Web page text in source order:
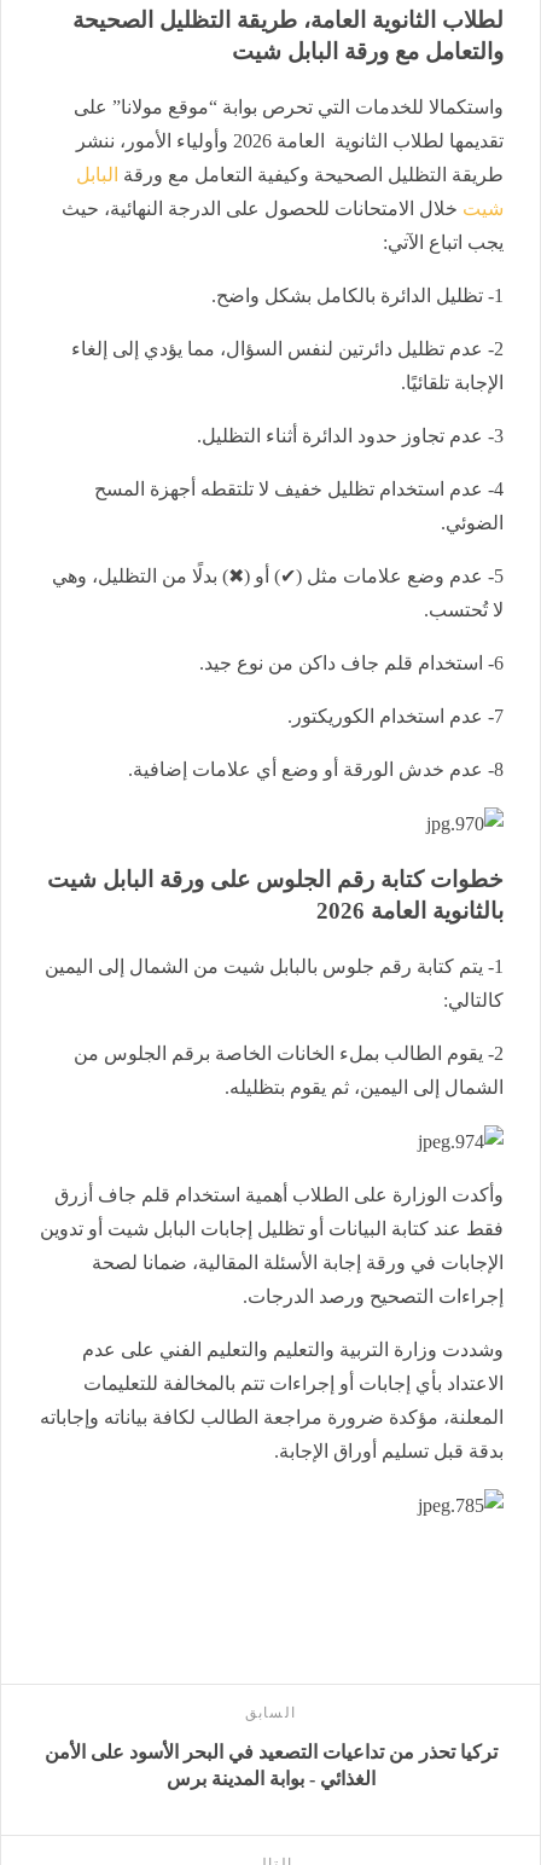
لطلاب الثانوية العامة، طريقة التظليل الصحيحة
والتعامل مع ورقة البابل شيت
واستكمالا للخدمات التي تحرص بوابة “موقع مولانا” على
تقديمها لطلاب الثانوية العامة 2026 وأولياء الأمور، ننشر
طريقة التظليل الصحيحة وكيفية التعامل مع ورقة البابل
شيت خلال الامتحانات للحصول على الدرجة النهائية، حيث
يجب اتباع الآتي:
1- تظليل الدائرة بالكامل بشكل واضح.
2- عدم تظليل دائرتين لنفس السؤال، مما يؤدي إلى إلغاء
الإجابة تلقائيًا.
3- عدم تجاوز حدود الدائرة أثناء التظليل.
4- عدم استخدام تظليل خفيف لا تلتقطه أجهزة المسح
الضوئي.
5- عدم وضع علامات مثل (✔) أو (✖) بدلًا من التظليل، وهي
لا تُحتسب.
6- استخدام قلم جاف داكن من نوع جيد.
7- عدم استخدام الكوريكتور.
8- عدم خدش الورقة أو وضع أي علامات إضافية.
خطوات كتابة رقم الجلوس على ورقة البابل شيت
بالثانوية العامة 2026
1- يتم كتابة رقم جلوس بالبابل شيت من الشمال إلى اليمين
كالتالي:
2- يقوم الطالب بملء الخانات الخاصة برقم الجلوس من
الشمال إلى اليمين، ثم يقوم بتظليله.
وأكدت الوزارة على الطلاب أهمية استخدام قلم جاف أزرق
فقط عند كتابة البيانات أو تظليل إجابات البابل شيت أو تدوين
الإجابات في ورقة إجابة الأسئلة المقالية، ضمانا لصحة
إجراءات التصحيح ورصد الدرجات.
وشددت وزارة التربية والتعليم والتعليم الفني على عدم
الاعتداد بأي إجابات أو إجراءات تتم بالمخالفة للتعليمات
المعلنة، مؤكدة ضرورة مراجعة الطالب لكافة بياناته وإجاباته
بدقة قبل تسليم أوراق الإجابة.
السابق
تركيا تحذر من تداعيات التصعيد في البحر الأسود على الأمن
الغذائي - بوابة المدينة برس